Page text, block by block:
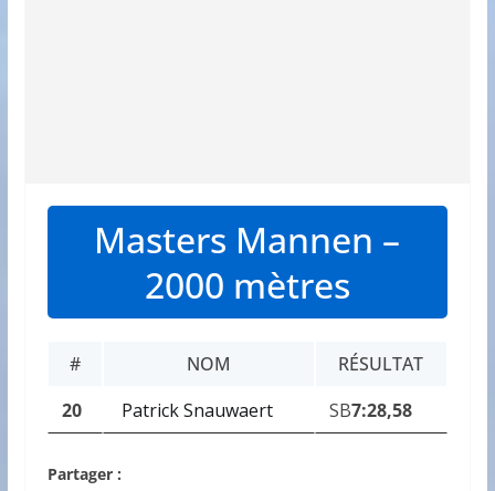
Masters Mannen –
2000 mètres
# NOM
RÉSULTAT
20
Patrick Snauwaert SB7:28,58
Partager :